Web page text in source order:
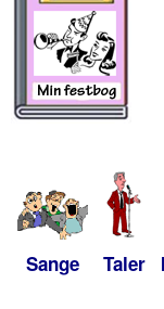
Sange Taler